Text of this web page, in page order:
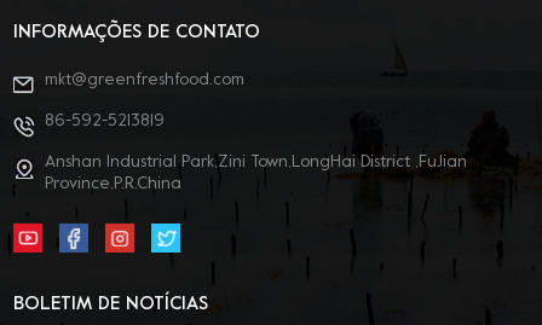
INFORMAÇÕES DE CONTATO
mkt@greenfreshfood.com
86-592-5213819
Anshan Industrial Park,Zini Town,LongHai District ,FuJian
Province,P.R.China
BOLETIM DE NOTÍCIAS